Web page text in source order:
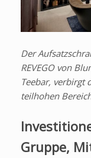
Der
REVEGO von
Teebar, verbirgt
teilhohen
Gruppe,